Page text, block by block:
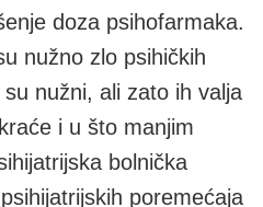
doza psihofarmaka.
nužno zlo psihičkih
nužni, ali zato ih valja
i u što manjim
bolnička
poremećaja